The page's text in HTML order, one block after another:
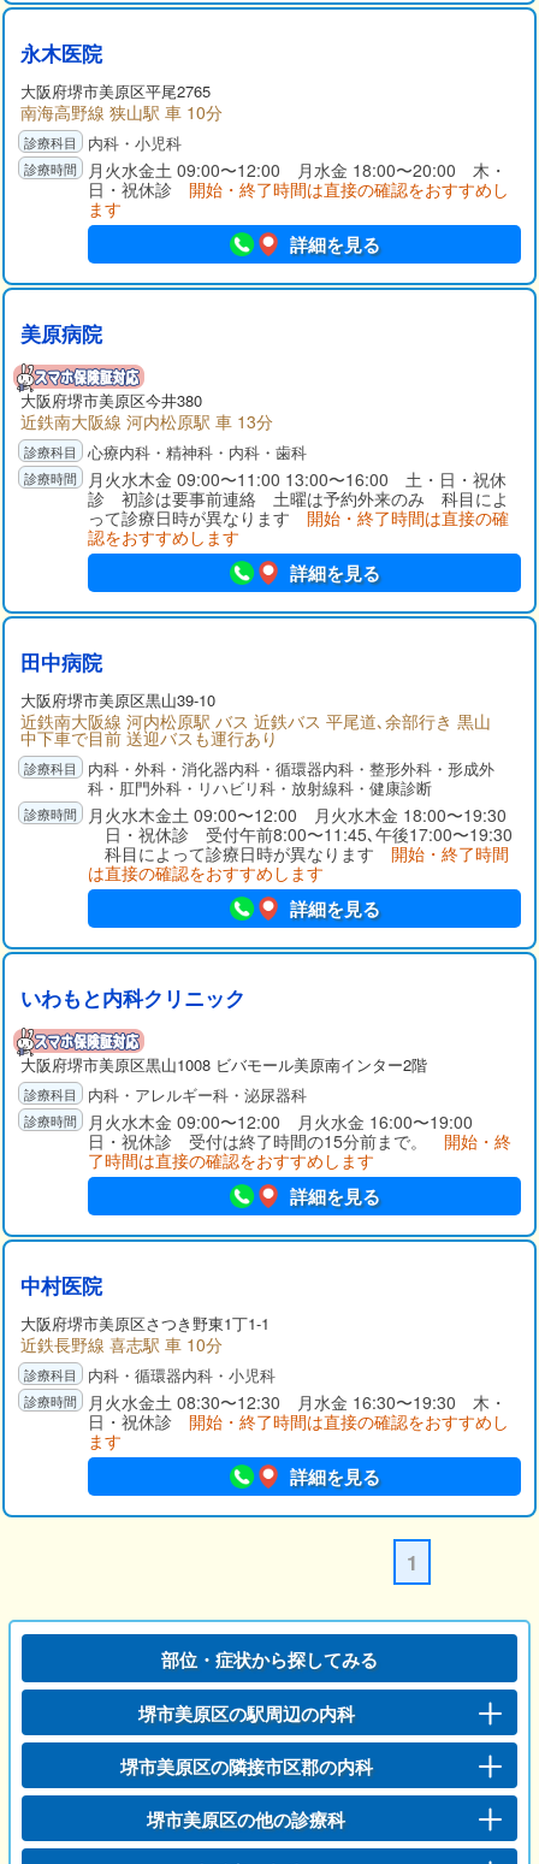
永木医院
大阪府堺市美原区平尾2765
南海高野線 狭山駅 車 10分
内科・小児科
月火水金土 09:00〜12:00 月水金 18:00〜20:00 木・
日・祝休診 開始・終了時間は直接の確認をおすすめし
ます
詳細を見る
美原病院
大阪府堺市美原区今井380
近鉄南大阪線 河内松原駅 車 13分
心療内科・精神科・内科・歯科
月火水木金 09:00〜11:00 13:00〜16:00 土・日・祝休
診 初診は要事前連絡 土曜は予約外来のみ 科目によ
って診療日時が異なります 開始・終了時間は直接の確
認をおすすめします
詳細を見る
田中病院
大阪府堺市美原区黒山39-10
近鉄南大阪線 河内松原駅 バス 近鉄バス 平尾道､余部行き 黒山
中下車で目前 送迎バスも運行あり
内科・外科・消化器内科・循環器内科・整形外科・形成外
科・肛門外科・リハビリ科・放射線科・健康診断
月火水木金土 09:00〜12:00 月火水木金 18:00〜19:30
日・祝休診 受付午前8:00〜11:45､午後17:00〜19:30
科目によって診療日時が異なります 開始・終了時間
は直接の確認をおすすめします
詳細を見る
いわもと内科クリニック
大阪府堺市美原区黒山1008 ビバモール美原南インター2階
内科・アレルギー科・泌尿器科
月火水木金 09:00〜12:00 月火水金 16:00〜19:00
日・祝休診 受付は終了時間の15分前まで。 開始・終
了時間は直接の確認をおすすめします
詳細を見る
中村医院
大阪府堺市美原区さつき野東1丁1-1
近鉄長野線 喜志駅 車 10分
内科・循環器内科・小児科
月火水金土 08:30〜12:30 月水金 16:30〜19:30 木・
日・祝休診 開始・終了時間は直接の確認をおすすめし
ます
詳細を見る
1
部位・症状から探してみる
堺市美原区の駅周辺の内科
堺市美原区の隣接市区郡の内科
堺市美原区の他の診療科